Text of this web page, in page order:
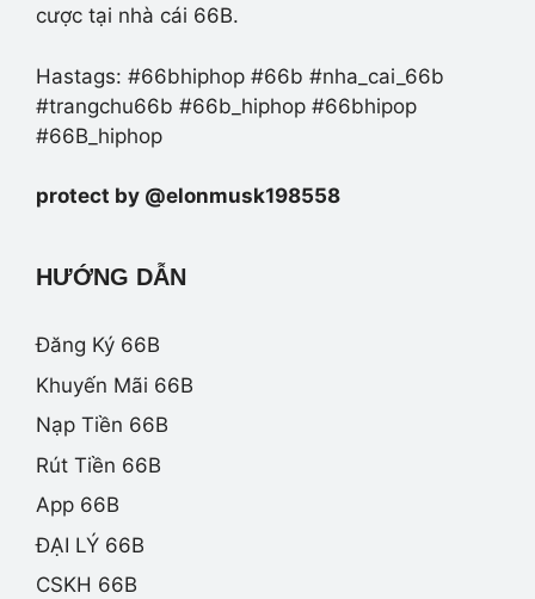
cược tại nhà cái 66B.
Hastags: #66bhiphop #66b #nha_cai_66b
#trangchu66b #66b_hiphop #66bhipop
#66B_hiphop
protect by @elonmusk198558
HƯỚNG DẪN
Đăng Ký 66B
Khuyến Mãi 66B
Nạp Tiền 66B
Rút Tiền 66B
App 66B
ĐẠI LÝ 66B
CSKH 66B